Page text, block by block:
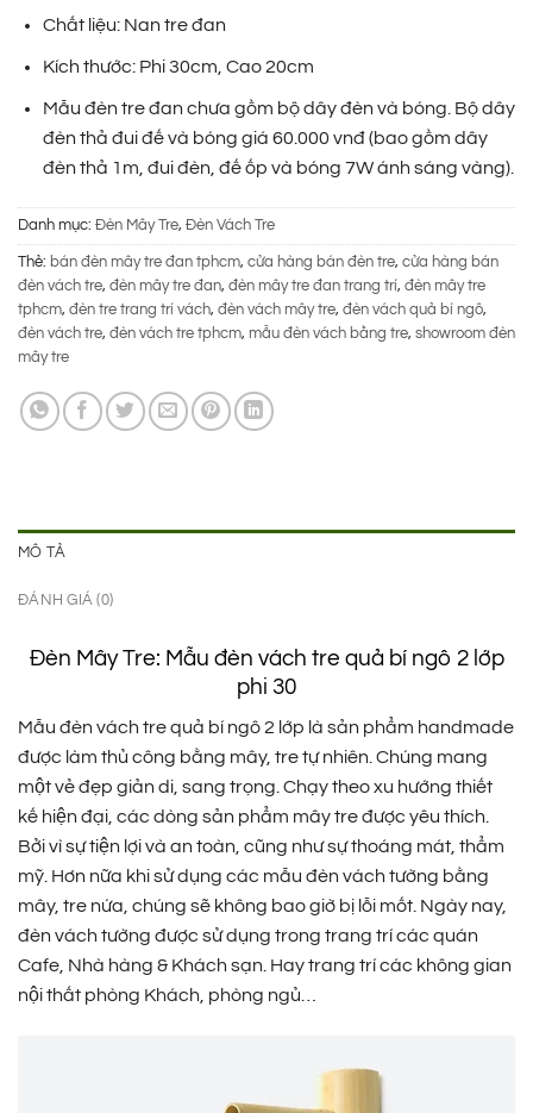
là:
310.000 ₫.là:
225.000 ₫.
Chất liệu: Nan tre đan
Kích thước: Phi 30cm, Cao 20cm
Mẫu đèn tre đan chưa gồm bộ dây đèn và bóng. Bộ dây
đèn thả đui đế và bóng giá 60.000 vnđ (bao gồm dây
đèn thả 1m, đui đèn, đế ốp và bóng 7W ánh sáng vàng).
Danh mục: Đèn Mây Tre, Đèn Vách Tre
Thẻ: bán đèn mây tre đan tphcm, cửa hàng bán đèn tre, cửa hàng bán
đèn vách tre, đèn mây tre đan, đèn mây tre đan trang trí, đèn mây tre
tphcm, đèn tre trang trí vách, đèn vách mây tre, đèn vách quả bí ngô,
đèn vách tre, đèn vách tre tphcm, mẫu đèn vách bằng tre, showroom đèn
mây tre
MÔ TẢ
ĐÁNH GIÁ (0)
Đèn Mây Tre: Mẫu đèn vách tre quả bí ngô 2 lớp
phi 30
Mẫu đèn vách tre quả bí ngô 2 lớp là sản phẩm handmade
được làm thủ công bằng mây, tre tự nhiên. Chúng mang
một vẻ đẹp giản di, sang trọng. Chạy theo xu hướng thiết
kế hiện đại, các dòng sản phẩm mây tre được yêu thích.
Bởi vì sự tiện lợi và an toàn, cũng như sự thoáng mát, thẩm
mỹ. Hơn nữa khi sử dụng các mẫu đèn vách tường bằng
mây, tre nứa, chúng sẽ không bao giờ bị lỗi mốt. Ngày nay,
đèn vách tường được sử dụng trong trang trí các quán
Cafe, Nhà hàng & Khách sạn. Hay trang trí các không gian
nội thất phòng Khách, phòng ngủ…